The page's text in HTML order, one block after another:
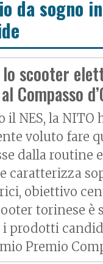
da sogno
lo scooter
Compasso
il NES, la NITO
voluto fare
dalla routine
caratterizza
obiettivo
torinese è
prodotti
Premio